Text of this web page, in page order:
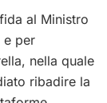
al Ministro
e per
nella quale
ribadire la